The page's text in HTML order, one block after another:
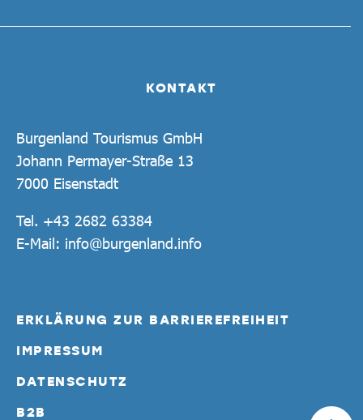
KONTAKT
Burgenland Tourismus GmbH
Johann Permayer-Straße 13
7000 Eisenstadt
Tel. +43 2682 63384
E-Mail: info@burgenland.info
ERKLÄRUNG ZUR BARRIEREFREIHEIT
IMPRESSUM
DATENSCHUTZ
B2B